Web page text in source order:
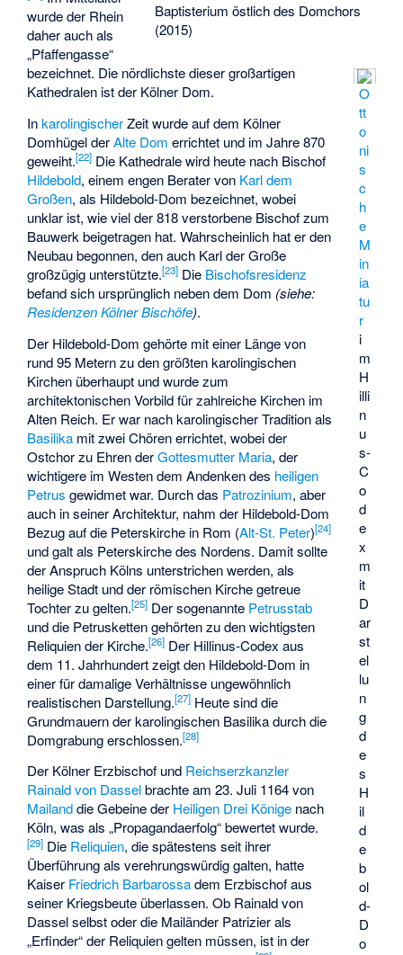
Baptisterium östlich des Domchors
(2015)
O
tt
o
ni
s
c
h
e
M
in
ia
tu
r
i
m
H
illi
n
u
s-
C
o
d
e
x
m
it
D
ar
st
el
lu
n
g
d
e
s
H
il
d
e
b
ol
d-
D
o
wurde der Rhein
daher auch als
„Pfaffengasse“
bezeichnet. Die nördlichste dieser großartigen
Kathedralen ist der Kölner Dom.
InkarolingischerZeit wurde auf dem Kölner
Domhügel derAlte Dom errichtet und im Jahre 870
geweiht.[22] Die Kathedrale wird heute nach Bischof
Hildebold, einem engen Berater von Karl dem
Großen, als Hildebold-Dom bezeichnet, wobei
unklar ist, wie viel der 818 verstorbene Bischof zum
Bauwerk beigetragen hat. Wahrscheinlich hat er den
Neubau begonnen, den auch Karl der Große
großzügig unterstützte.[23] Die Bischofsresidenz
befand sich ursprünglich neben dem Dom (siehe:
Residenzen Kölner Bischöfe).
Der Hildebold-Dom gehörte mit einer Länge von
rund 95 Metern zu den größten karolingischen
Kirchen überhaupt und wurde zum
architektonischen Vorbild für zahlreiche Kirchen im
Alten Reich. Er war nach karolingischer Tradition als
Basilika mit zwei Chören errichtet, wobei der
Ostchor zu Ehren derGottesmutter Maria, der
wichtigere im Westen dem Andenken des heiligen
Petrus gewidmet war. Durch das Patrozinium, aber
auch in seiner Architektur, nahm der Hildebold-Dom
Bezug auf die Peterskirche in Rom (Alt-St. Peter)[24]
und galt als Peterskirche des Nordens. Damit sollte
der Anspruch Kölns unterstrichen werden, als
heilige Stadt und der römischen Kirche getreue
Tochter zu gelten.[25] Der sogenannte Petrusstab
und die Petrusketten gehörten zu den wichtigsten
Reliquien der Kirche.[26] Der Hillinus-Codex aus
dem 11. Jahrhundert zeigt den Hildebold-Dom in
einer für damalige Verhältnisse ungewöhnlich
realistischen Darstellung.[27] Heute sind die
Grundmauern der karolingischen Basilika durch die
Domgrabung erschlossen.[28]
Der Kölner Erzbischof und Reichserzkanzler
Rainald von Dasselbrachte am 23. Juli 1164 von
Mailanddie Gebeine der Heiligen Drei Könige nach
Köln, was als „Propagandaerfolg“ bewertet wurde.
[29] Die Reliquien, die spätestens seit ihrer
Überführung als verehrungswürdig galten, hatte
Kaiser Friedrich Barbarossadem Erzbischof aus
seiner Kriegsbeute überlassen. Ob Rainald von
Dassel selbst oder die Mailänder Patrizier als
„Erfinder“ der Reliquien gelten müssen, ist in der